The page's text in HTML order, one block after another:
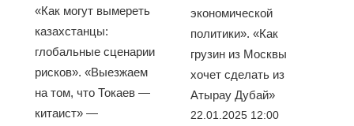
«Как могут вымереть
казахстанцы:
глобальные сценарии
рисков». «Выезжаем
на том, что Токаев —
китаист» —
экономической
политики». «Как
грузин из Москвы
хочет сделать из
Атырау Дубай»
22.01.2025 12:00